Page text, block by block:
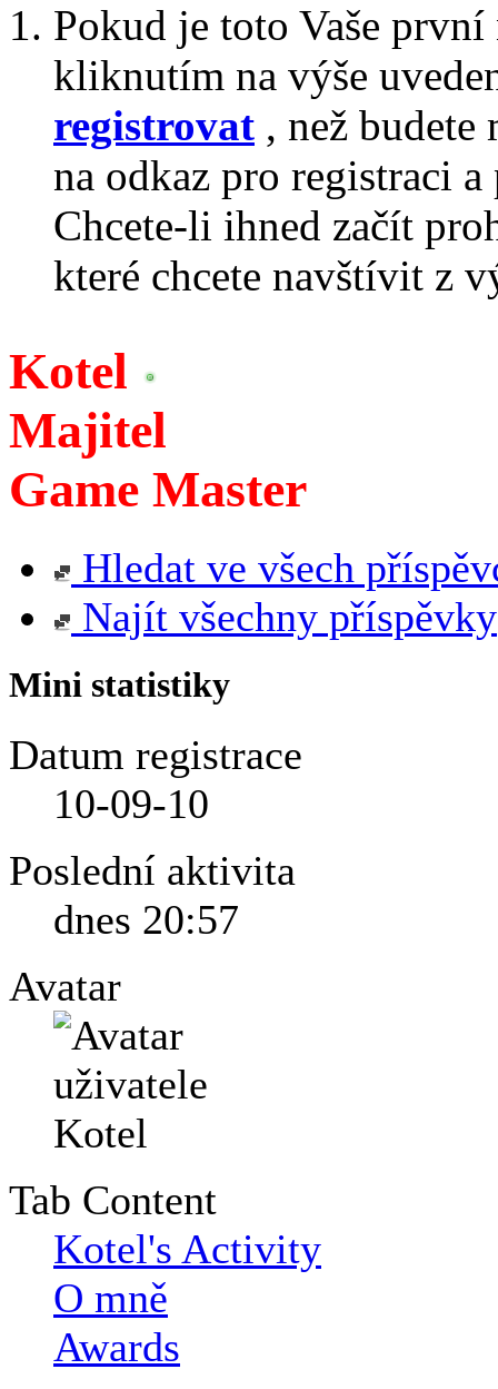
Pokud je toto Vaše
kliknutím na výše
registrovat , než
na odkaz pro registraci
Chcete-li ihned začít
které chcete navštívit z
Kotel
Majitel
Game Master
Hledat ve všech
Najít všechny příspěvky
Mini statistiky
Datum registrace
10-09-10
Poslední aktivita
dnes 20:57
Avatar
Tab Content
Kotel's Activity
O mně
Awards